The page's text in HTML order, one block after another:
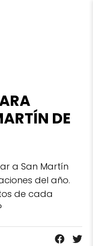
DE
a San Martín
del año.
de cada